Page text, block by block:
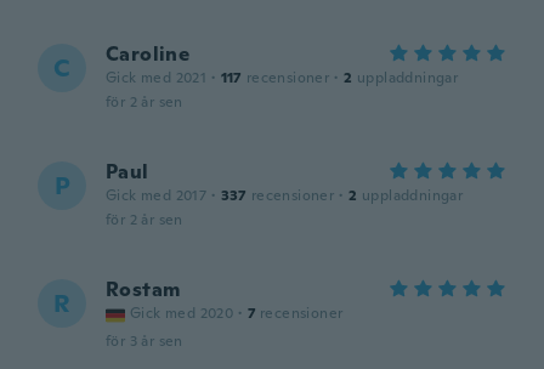
C Caroline
Gick med 2021 · 117 recensioner · 2 uppladdningar
för 2 år sen
P Paul
Gick med 2017 · 337 recensioner · 2 uppladdningar
för 2 år sen
R Rostam
Gick med 2020 · 7 recensioner
för 3 år sen